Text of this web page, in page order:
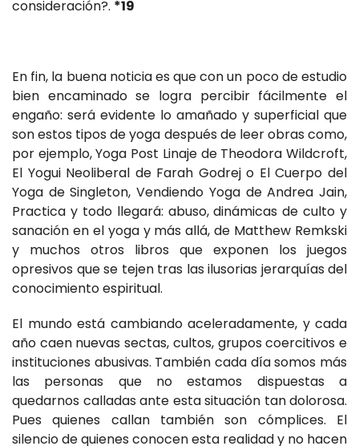
consideración?. *19
En fin, la buena noticia es que con un poco de estudio
bien encaminado se logra percibir fácilmente el
engaño: será evidente lo amañado y superficial que
son estos tipos de yoga después de leer obras como,
por ejemplo, Yoga Post Linaje de Theodora Wildcroft,
El Yogui Neoliberal de Farah Godrej o El Cuerpo del
Yoga de Singleton, Vendiendo Yoga de Andrea Jain,
Practica y todo llegará: abuso, dinámicas de culto y
sanación en el yoga y más allá, de Matthew Remkski
y muchos otros libros que exponen los juegos
opresivos que se tejen tras las ilusorias jerarquías del
conocimiento espiritual.
El mundo está cambiando aceleradamente, y cada
año caen nuevas sectas, cultos, grupos coercitivos e
instituciones abusivas. También cada día somos más
las personas que no estamos dispuestas a
quedarnos calladas ante esta situación tan dolorosa.
Pues quienes callan también son cómplices. El
silencio de quienes conocen esta realidad y no hacen